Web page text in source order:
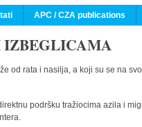
APC / CZA publications
IZBEGLICAMA
od rata i nasilja, a koji su se na
podršku tražiocima azila i